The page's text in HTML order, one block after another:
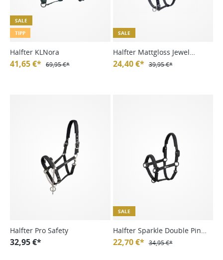
SALE
TIPP
Halfter KLNora
41,65 €* 69,95 €*
SALE
Halfter Mattgloss Jewel
Classic Sports FS25
24,40 €* 39,95 €*
Halfter Pro Safety
32,95 €*
SALE
Halfter Sparkle Double Pin
Dynamic FS24
22,70 €* 34,95 €*